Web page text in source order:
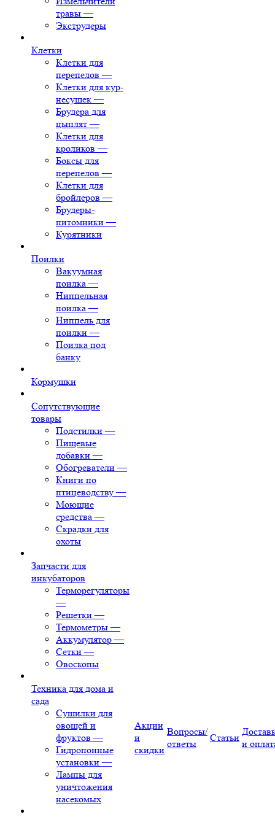
травы —
Экструдеры
Клетки
Клетки для
перепелов —
Клетки для кур-
несушек —
Брудера для
цыплят —
Клетки для
кроликов —
Боксы для
перепелов —
Клетки для
бройлеров —
Брудеры-
питомники —
Курятники
Поилки
Вакуумная
поилка —
Ниппельная
поилка —
Ниппель для
поилки —
Поилка под
банку
Кормушки
Сопутствующие
товары
Подстилки —
Пищевые
добавки —
Обогреватели —
Книги по
птицеводству —
Моющие
средства —
Скрадки для
охоты
Запчасти для
инкубаторов
Терморегуляторы
—
Решетки —
Термометры —
Аккумулятор —
Сетки —
Овоскопы
Техника для дома и
сада
Сушилки для
овощей и
фруктов —
Гидропонные
установки —
Лампы для
уничтожения
насекомых
Акции
и
скидки
Вопросы/
ответы
Статьи
и